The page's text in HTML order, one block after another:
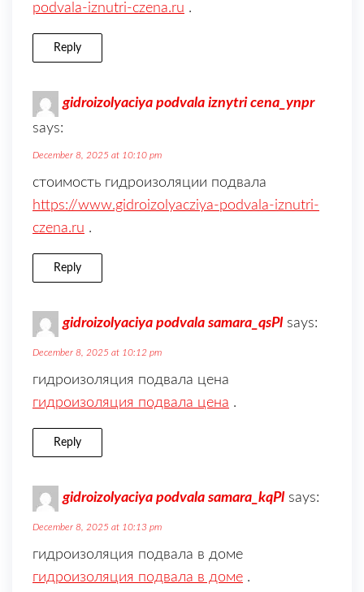
podvala-iznutri-czena.ru .
Reply
gidroizolyaciya podvala iznytri cena_ynpr
says:
December 8, 2025 at 10:10 pm
стоимость гидроизоляции подвала
https://www.gidroizolyacziya-podvala-iznutri-
czena.ru .
Reply
gidroizolyaciya podvala samara_qsPl says:
December 8, 2025 at 10:12 pm
гидроизоляция подвала цена
гидроизоляция подвала цена .
Reply
gidroizolyaciya podvala samara_kqPl says:
December 8, 2025 at 10:13 pm
гидроизоляция подвала в домe
гидроизоляция подвала в домe .